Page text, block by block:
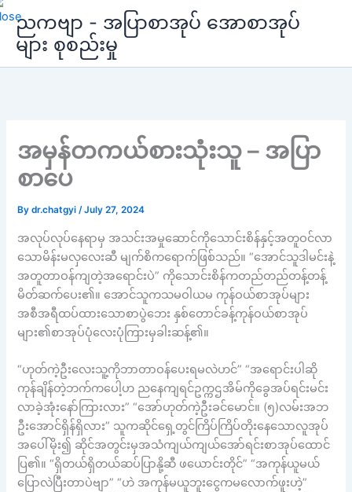
Skip
content
ညကဗျာ - အပြာစာအုပ် အောစာအုပ်
များ စုစည်းမှု
အမှန်တကယ်စားသုံးသူ – အပြာ
စာပေ
Bydr.chatgyi/July 27, 2024
အလုပ်လုပ်နေရာမှ အသင်းအမှုဆောင်ကိုသောင်းစိန်နှင့်အတူဝင်လာ
သောမိန်းမလှလေးဆီ မျက်စိကရောက်ဖြစ်သည်။ “အောင်သူဒါမင်းနဲ့
အတူတာဝန်ကျတဲ့အရောင်းပဲ” ကိုသောင်းစိန်ကတည်တည်တန့်တန့်
မိတ်ဆက်ပေး၏။ အောင်သူကသမဝါယမ ကုန်ဝယ်စာအုပ်များ
အစီအရီထပ်ထားသောစာပွဲဘေး နှစ်တောင်ခန့်ကုန်ဝယ်စာအုပ်
များ၏စာအုပ်ပုံလေးပုံကြားမှခါးဆန့်၏။
“ဟုတ်ကဲ့ဦးလေးသူ့ကိုဘာတာဝန်ပေးရမလဲဟင်” “အရောင်းပါဆို
ကုန်ချိန်တဲ့ဘက်ကပေါ့ဟ ညနေကျရင်ဥက္ကဌအိမ်ကိုခွေအပ်ရင်းမင်း
လာခဲ့အုံးနော်ကြားလား” “အော်ဟုတ်ကဲ့ဦးခင်မောင်။ (၅)လမ်းအဘ
ဦးအောင်ရှိန်ရှိလား” သူကဆိုင်ရှေ့တွင်ကြိပ်ကြိပ်တိုးနေသောလူအုပ်
အပေါ်မိုး၍ ဆိုင်အတွင်းမှအသံကျယ်ကျယ်အော်ရင်းစာအုပ်ထောင်
ပြ၏။ “ရှိတယ်ရှိတယ်ဆပ်ပြာနို့ဆီ ဖယောင်းတိုင်” “အကုန်ယူမယ်
ပြောလဲပြီးတာပဲဗျာ” “ဟဲ အကုန်မယူဘူးငွေကမလောက်ဖူးဟဲ့”